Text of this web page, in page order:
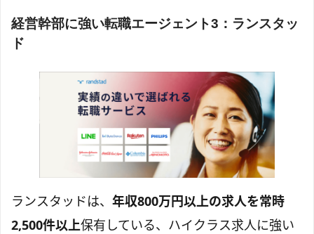
経営幹部に強い転職エージェント3：ランスタッ
ド
ランスタッドは、 年収800万円以上の求人を常時
2,500件以上保有している、ハイクラス求人に強い